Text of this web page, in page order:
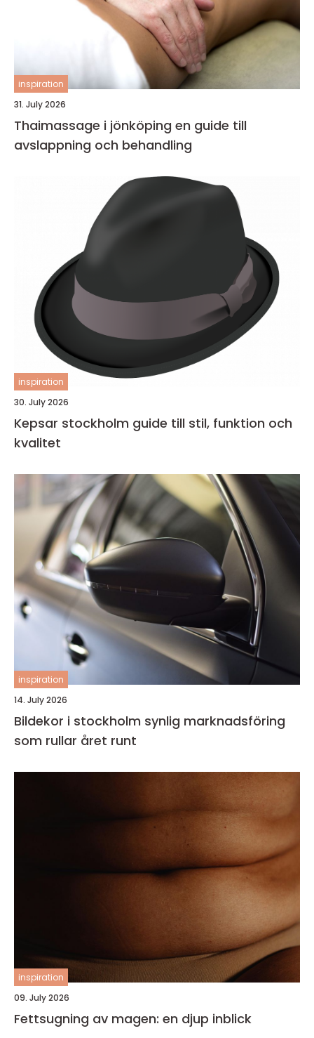
inspiration
31. July 2026
Thaimassage i jönköping en guide till
avslappning och behandling
inspiration
30. July 2026
Kepsar stockholm guide till stil, funktion och
kvalitet
inspiration
14. July 2026
Bildekor i stockholm synlig marknadsföring
som rullar året runt
inspiration
09. July 2026
Fettsugning av magen: en djup inblick